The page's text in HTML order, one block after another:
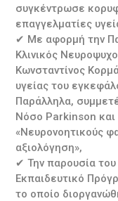
συγκέντρωσε
επαγγελματίες
✔ Με αφορμή την
Κλινικός
Κωνσταντίνος
υγείας του
Παράλληλα,
Νόσο Parkinson και
«Νευρονοητικούς
αξιολόγηση»,
✔ Την παρουσία
Εκπαιδευτικό
το οποίο